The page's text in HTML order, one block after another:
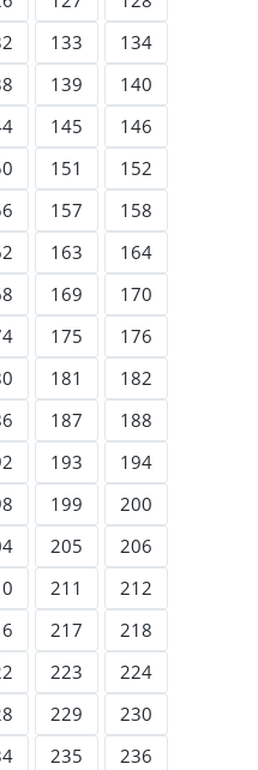
133
134
139
140
145
146
151
152
157
158
163
164
169
170
175
176
181
182
187
188
193
194
199
200
205
206
211
212
217
218
223
224
229
230
235
236